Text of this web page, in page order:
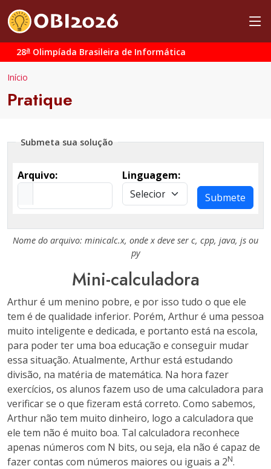
28a Olimpíada Brasileira de Informática
Início
Pratique
Submeta sua solução
Arquivo:
Linguagem:
Submete
Nome do arquivo: minicalc.x, ondex deve ser c, cpp, java, js ou
py
Mini-calculadora
Arthur é um menino pobre, e por isso tudo o que ele
tem é de qualidade inferior. Porém, Arthur é uma pessoa
muito inteligente e dedicada, e portanto está na escola,
para poder ter uma boa educação e conseguir mudar
essa situação. Atualmente, Arthur está estudando
divisão, na matéria de matemática. Na hora fazer
exercícios, os alunos fazem uso de uma calculadora para
verificar se o que fizeram está correto. Como sabemos,
Arthur não tem muito dinheiro, logo a calculadora que
ele tem não é muito boa. Tal calculadora reconhece
apenas números com N bits, ou seja, ela não é capaz de
fazer contas com números maiores ou iguais a 2N.